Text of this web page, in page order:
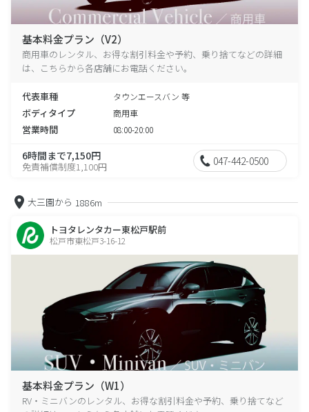
基本料金プラン（V2）
商用車のレンタル、お得な割引料金や予約、乗り捨てなどの詳細
は、こちらから各店舗にお電話ください。
代表車種 タウンエースバン 等
ボディタイプ 商用車
営業時間 08:00-20:00
6時間まで7,150円
免責補償制度1,100円 047-442-0500
大三園から 1886m
トヨタレンタカー東松戸駅前
松戸市東松戸3-16-12
基本料金プラン（W1）
RV・ミニバンのレンタル、お得な割引料金や予約、乗り捨てなど